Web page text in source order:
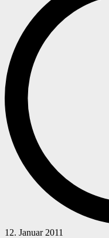
12. Januar 2011